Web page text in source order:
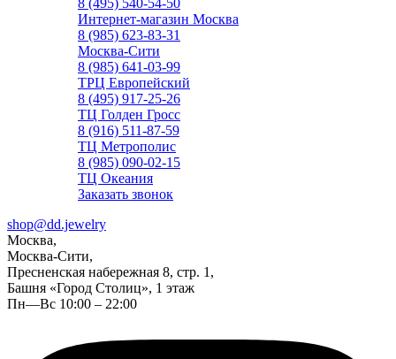
8 (495) 540-54-50
Интернет-магазин Москва
8 (985) 623-83-31
Москва-Сити
8 (985) 641-03-99
ТРЦ Европейский
8 (495) 917-25-26
ТЦ Голден Гросс
8 (916) 511-87-59
ТЦ Метрополис
8 (985) 090-02-15
ТЦ Океания
Заказать звонок
shop@dd.jewelry
Москва,
Москва-Сити,
Пресненская набережная 8, стр. 1,
Башня «Город Столиц», 1 этаж
Пн—Вс 10:00 – 22:00